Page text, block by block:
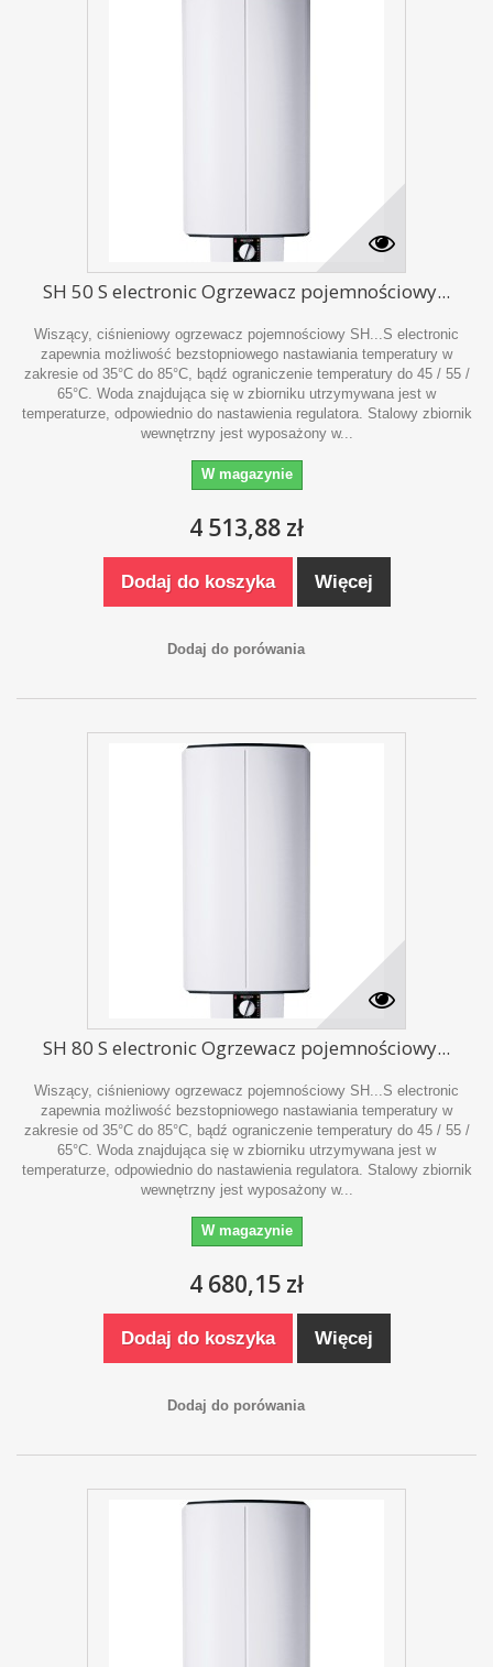
SH 50 S electronic Ogrzewacz pojemnościowy...
Wiszący, ciśnieniowy ogrzewacz pojemnościowy SH...S electronic
zapewnia możliwość bezstopniowego nastawiania temperatury w
zakresie od 35°C do 85°C, bądź ograniczenie temperatury do 45 / 55 /
65°C. Woda znajdująca się w zbiorniku utrzymywana jest w
temperaturze, odpowiednio do nastawienia regulatora. Stalowy zbiornik
wewnętrzny jest wyposażony w...
W magazynie
4 513,88 zł
Dodaj do koszyka Więcej
Dodaj do porówania
SH 80 S electronic Ogrzewacz pojemnościowy...
Wiszący, ciśnieniowy ogrzewacz pojemnościowy SH...S electronic
zapewnia możliwość bezstopniowego nastawiania temperatury w
zakresie od 35°C do 85°C, bądź ograniczenie temperatury do 45 / 55 /
65°C. Woda znajdująca się w zbiorniku utrzymywana jest w
temperaturze, odpowiednio do nastawienia regulatora. Stalowy zbiornik
wewnętrzny jest wyposażony w...
W magazynie
4 680,15 zł
Dodaj do koszyka Więcej
Dodaj do porówania